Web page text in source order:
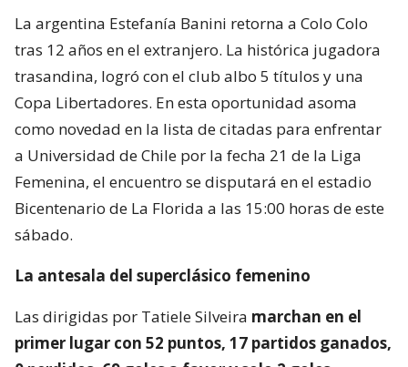
La argentina Estefanía Banini retorna a Colo Colo
tras 12 años en el extranjero. La histórica jugadora
trasandina, logró con el club albo 5 títulos y una
Copa Libertadores. En esta oportunidad asoma
como novedad en la lista de citadas para enfrentar
a Universidad de Chile por la fecha 21 de la Liga
Femenina, el encuentro se disputará en el estadio
Bicentenario de La Florida a las 15:00 horas de este
sábado.
La antesala del superclásico femenino
Las dirigidas por Tatiele Silveira marchan en el
primer lugar con 52 puntos, 17 partidos ganados,